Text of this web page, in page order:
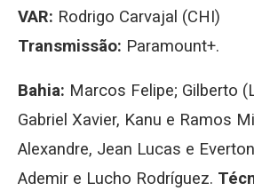
VAR: Rodrigo Carvajal (CHI)
Transmissão: Paramount+.
Bahia: Marcos Felipe; Gilberto
Gabriel Xavier, Kanu e Ramos
Alexandre, Jean Lucas e
Ademir e Lucho Rodríguez.